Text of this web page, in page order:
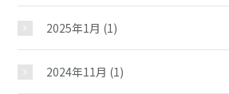
2025年1月 (1)
2024年11月 (1)